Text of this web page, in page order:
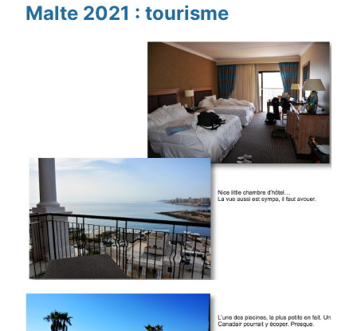
Malte 2021 : tourisme